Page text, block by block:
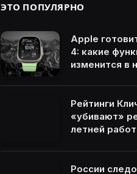
ЭТО ПОПУЛЯРНО
Apple
4: какие
изменится в
Рейтинги
«убивают»
летней
России